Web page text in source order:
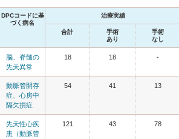
DPCコードに基
づく病名
治療実績
合計
手術
あり
手術
なし
脳、脊髄の
先天異常
18 18 -
動脈管開存
症、心房中
隔欠損症
54 41 13
先天性心疾
患（動脈管
121 43 78